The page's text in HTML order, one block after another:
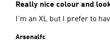
Really nice colour and
I’m an XL but I prefer to
Arsenalfc